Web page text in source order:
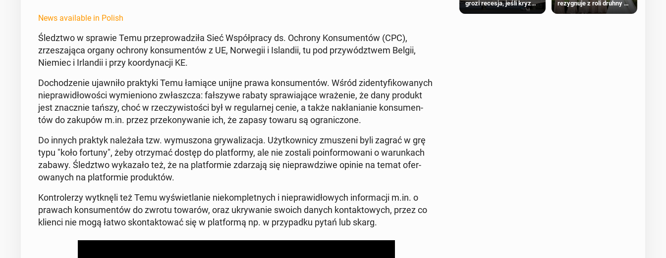
News available in Polish
Śledzt­wo w sprawie Temu przeprowadz­iła Sieć Współpra­cy ds. Ochrony Kon­sumen­tów (CPC),
zrzesza­ją­ca organy ochrony kon­sumen­tów z UE, Nor­wegii i Is­landii, tu pod przy­wództwem Belgii,
Niemiec i Ir­landii i przy ko­or­dy­nacji KE.
Do­chodze­nie ujawniło prak­ty­ki Temu łamiące unijne prawa kon­sumen­tów. Wśród zi­den­ty­fikowanych
niepraw­idłowoś­ci wymieniono zwłaszcza: fałszy­we rabaty spraw­ia­jące wraże­nie, że dany produkt
jest znacznie tańszy, choć w rzeczy­wis­toś­ci był w reg­u­larnej cenie, a także nakła­ni­an­ie kon­sumen­
tów do zakupów m.in. przez przekony­wanie ich, że zapasy towaru są ogranic­zone.
Do innych praktyk należała tzw. wymus­zona gry­wal­iza­c­ja. Użytkown­i­cy zmuszeni byli zagrać w grę
typu "koło fortuny", żeby otrzy­mać dostęp do plat­formy, ale nie zostali poin­for­mowani o warunk­ach
zabawy. Śledzt­wo wykaza­ło też, że na plat­formie zdarza­ją się nieprawdzi­we opinie na temat ofer­
owanych na plat­formie pro­duk­tów.
Kon­trol­erzy wytknęli też Temu wyświ­et­lanie niekom­plet­nych i niepraw­idłowych in­for­ma­cji m.in. o
prawach kon­sumen­tów do zwrotu towarów, oraz ukry­wanie swoich danych kon­tak­towych, przez co
klienci nie mogą łatwo skon­tak­tować się w plat­for­mą np. w przy­pad­ku pytań lub skarg.
grozi recesja, jeśli kryzys
na Bliskim Wschodzie się
rezygnuje z roli druhny na
ślubie